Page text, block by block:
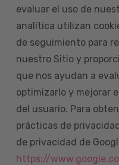
evaluar el uso de
analítica utilizan
de seguimiento para
nuestro Sitio y
que nos ayudan a
optimizarlo y mejorar
del usuario. Para
prácticas de
de privacidad de
https://